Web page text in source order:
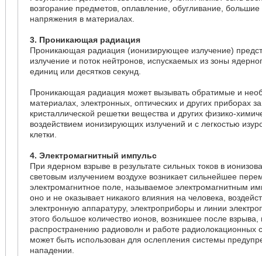
возгорание предметов, оплавление, обугливание,
напряжения в материалах.
3. Проникающая радиация
Проникающая радиация (ионизирующее излучение)
излучение и поток нейтронов, испускаемых из зоны
единиц или десятков секунд.
Проникающая радиация может вызывать обратимые и
материалах, электронных, оптических и других приборах
кристаллической решетки вещества и других физико-
воздействием ионизирующих излучений и с легкостью
клетки.
4. Электромагнитный импульс
При ядерном взрыве в результате сильных токов в
световым излучением воздухе возникает сильнейшее
электромагнитное поле, называемое электромагнитным
оно и не оказывает никакого влияния на человека,
электронную аппаратуру, электроприборы и линии
этого большое количество ионов, возникшее после взрыва,
распространению радиоволн и работе радиолокационных
может быть использован для ослепления системы
нападении.